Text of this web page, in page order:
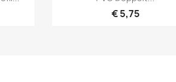
€ 5,75